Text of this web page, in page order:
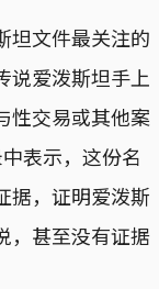
坦文件最关注的
说爱泼斯坦手上
性交易或其他案
表示，这份名
据，证明爱泼斯
，甚至没有证据